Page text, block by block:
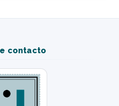
contacto